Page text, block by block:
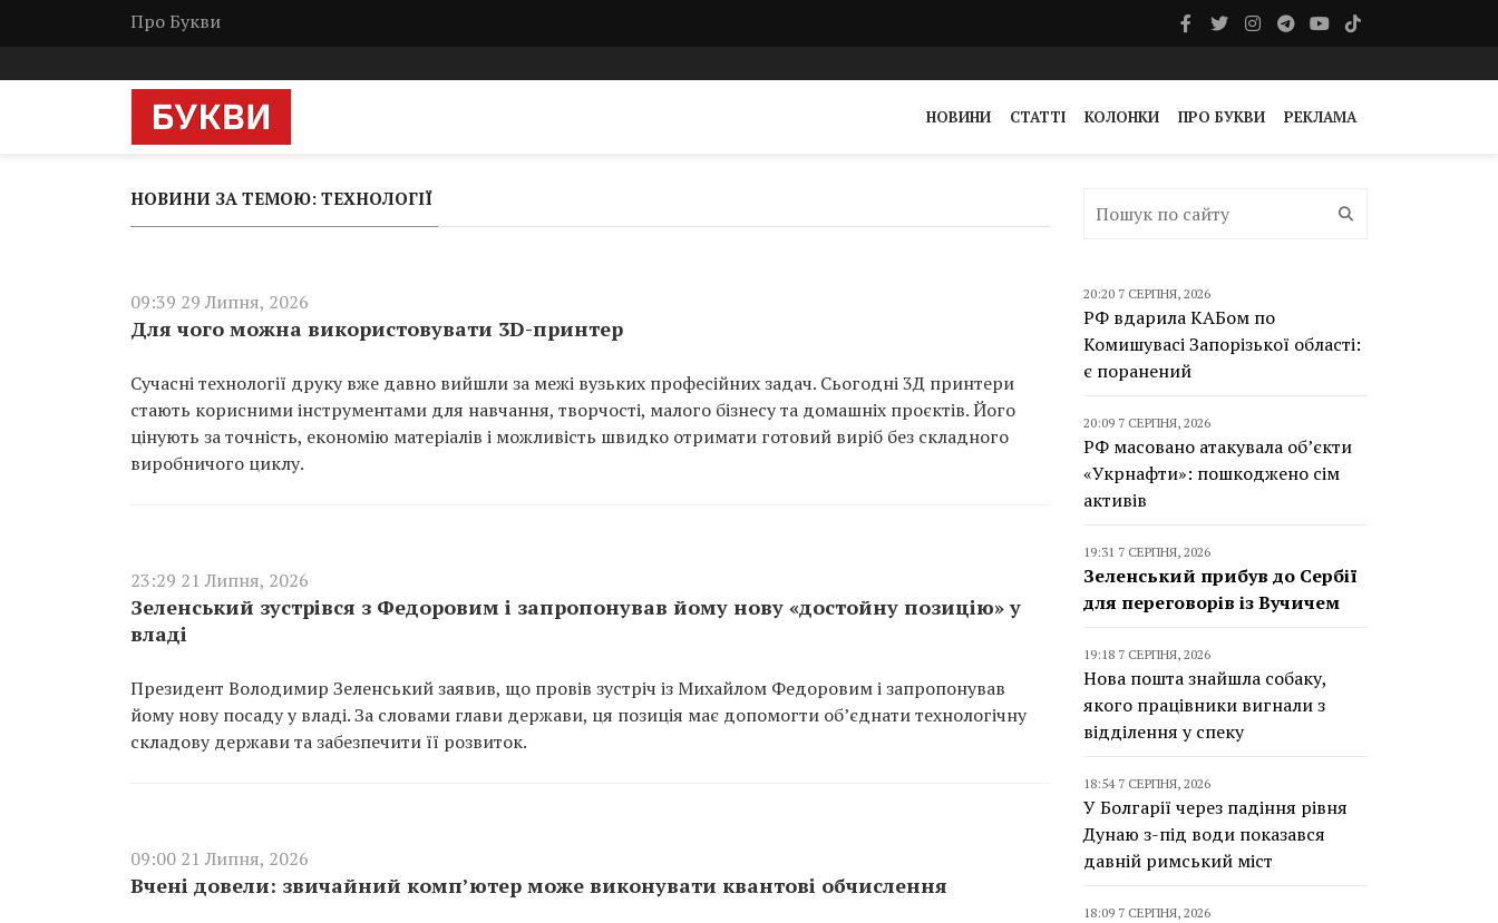
Про Букви
НОВИНИ СТАТТІ КОЛОНКИ ПРО БУКВИ РЕКЛАМА
НОВИНИ ЗА ТЕМОЮ: ТЕХНОЛОГІЇ
09:39 29 Липня, 2026
Для чого можна використовувати 3D-принтер
Сучасні технології друку вже давно вийшли за межі вузьких професійних задач. Сьогодні 3Д принтери
стають корисними інструментами для навчання, творчості, малого бізнесу та домашніх проєктів. Його
цінують за точність, економію матеріалів і можливість швидко отримати готовий виріб без складного
виробничого циклу.
23:29 21 Липня, 2026
Зеленський зустрівся з Федоровим і запропонував йому нову «достойну позицію» у
владі
Президент Володимир Зеленський заявив, що провів зустріч із Михайлом Федоровим і запропонував
йому нову посаду у владі. За словами глави держави, ця позиція має допомогти об’єднати технологічну
складову держави та забезпечити її розвиток.
09:00 21 Липня, 2026
Вчені довели: звичайний комп’ютер може виконувати квантові обчислення
20:20 7 СЕРПНЯ, 2026
РФ вдарила КАБом по
Комишувасі Запорізької області:
є поранений
20:09 7 СЕРПНЯ, 2026
РФ масовано атакувала об’єкти
«Укрнафти»: пошкоджено сім
активів
19:31 7 СЕРПНЯ, 2026
Зеленський прибув до Сербії
для переговорів із Вучичем
19:18 7 СЕРПНЯ, 2026
Нова пошта знайшла собаку,
якого працівники вигнали з
відділення у спеку
18:54 7 СЕРПНЯ, 2026
У Болгарії через падіння рівня
Дунаю з-під води показався
давній римський міст
18:09 7 СЕРПНЯ, 2026